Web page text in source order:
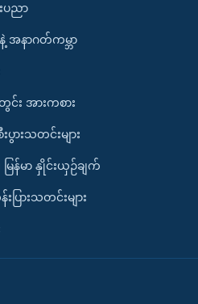
ပညာ
အနာဂတ်ကမ္ဘာ
း အားကစား
ားသတင်းများ
ြန်မာ နှိုင်းယှဉ်ချက်
းပြားသတင်းများ